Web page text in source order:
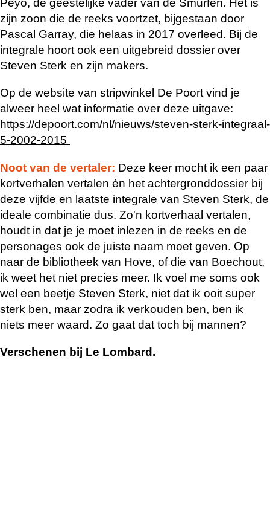
Peyo, de geestelijke vader van de Smurfen. Het is
zijn zoon die de reeks voortzet, bijgestaan door
Pascal Garray, die helaas in 2017 overleed. Bij de
integrale hoort ook een uitgebreid dossier over
Steven Sterk en zijn makers.
Op de website van stripwinkel De Poort vind je
alweer heel wat informatie over deze uitgave:
https://depoort.com/nl/nieuws/steven-sterk-integraal-
5-2002-2015
Noot van de vertaler: Deze keer mocht ik een paar
kortverhalen vertalen én het achtergronddossier bij
deze vijfde en laatste integrale van Steven Sterk, de
ideale combinatie dus. Zo'n kortverhaal vertalen,
houdt in dat je je moet inlezen in de reeks en de
personages ook de juiste naam moet geven. Op
naar de bibliotheek van Hove, of die van Boechout,
ik weet het niet precies meer. Ik voel me soms ook
wel een beetje Steven Sterk, niet dat ik ooit super
sterk ben, maar zodra ik verkouden ben, ben ik
niets meer waard. Zo gaat dat toch bij mannen?
Verschenen bij Le Lombard.